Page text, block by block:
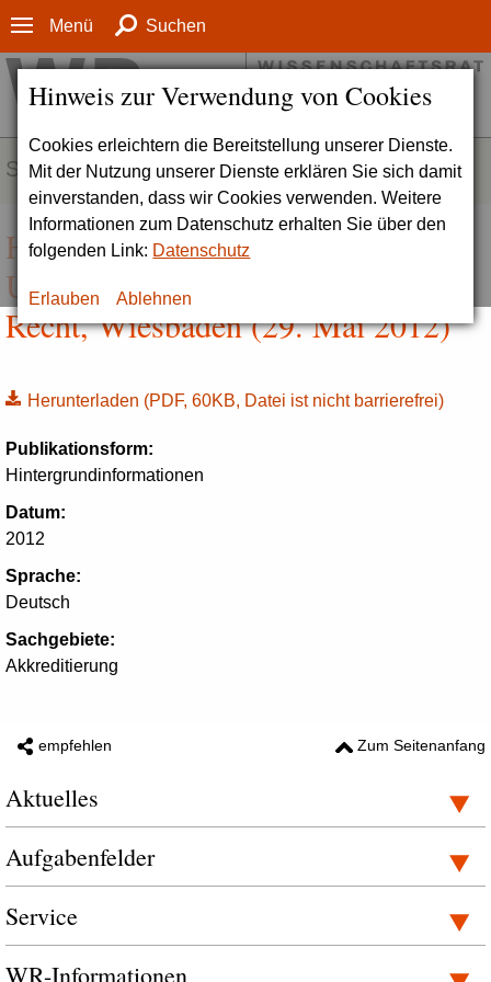
Hinweis zur Verwendung von Cookies
Cookies erleichtern die Bereitstellung unserer Dienste.
Mit der Nutzung unserer Dienste erklären Sie sich damit
einverstanden, dass wir Cookies verwenden. Weitere
Informationen zum Datenschutz erhalten Sie über den
folgenden Link: Datenschutz
Erlauben Ablehnen
Menü Suchen
SERVICE
Hintergrundinformation zur EBS
Universität für Wirtschaft und
Recht, Wiesbaden (29. Mai 2012)
Herunterladen (PDF, 60KB, Datei ist nicht barrierefrei)
Publikationsform:
Hintergrundinformationen
Datum:
2012
Sprache:
Deutsch
Sachgebiete:
Akkreditierung
empfehlen Zum Seitenanfang
Aktuelles
Aufgabenfelder
Service
WR-Informationen